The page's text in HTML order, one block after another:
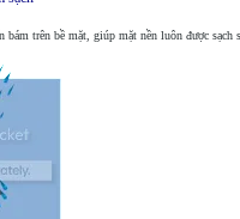
trên bề mặt, giúp mặt nền luôn được